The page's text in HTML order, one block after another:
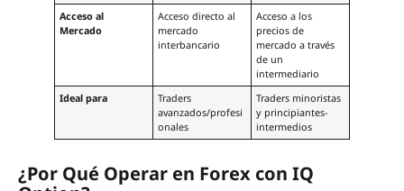
Acceso al
Mercado
Acceso directo al
mercado
interbancario
Acceso a los
precios de
mercado a través
de un
intermediario
Ideal para
Traders
avanzados/profesi
onales
Traders minoristas
y principiantes-
intermedios
¿Por Qué Operar en Forex con IQ